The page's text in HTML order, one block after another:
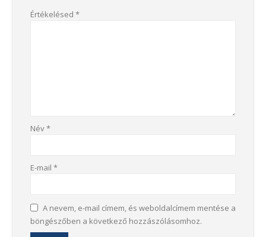
Értékelésed *
Név*
E-mail *
A nevem, e-mail címem, és weboldalcímem mentése a
böngészőben a következő hozzászólásomhoz.